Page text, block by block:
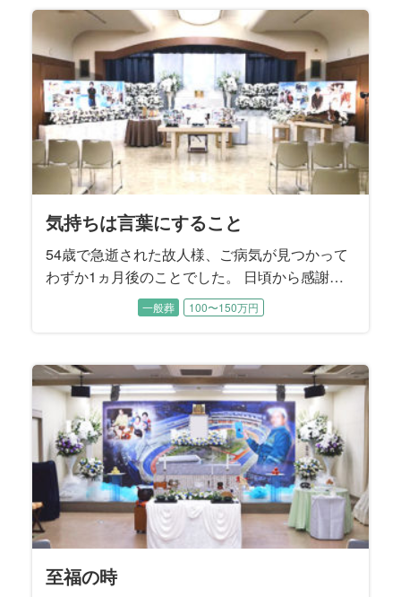
気だった頃は、お二人で手を繋ぎながらお散歩
されていたそうです。 子供たちから見てもとて
も仲睦まじいご夫婦でした。
気持ちは言葉にすること
54歳で急逝された故人様、ご病気が見つかって
わずか1ヵ月後のことでした。 日頃から感謝は
言葉にしなければ伝わらないというお考えをお
持ちだった故人様。 奥様へ1日1回「ありがと
そうです。 昨年、むすびすで奥様のご親族のご
葬儀をお手伝いさせていただいたことから、こ
の度のご依頼となりました。
一般葬 100〜150万円
至福の時